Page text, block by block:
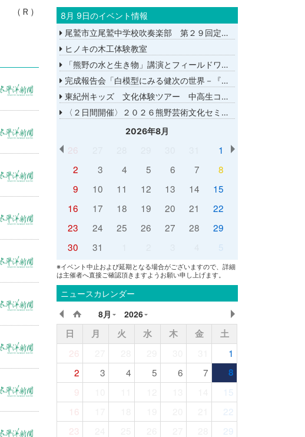
（Ｒ）
8月 9日のイベント情報
尾鷲市立尾鷲中学校吹奏楽部 第２９回定期演奏会
ヒノキの木工体験教室
「熊野の水と生き物」講演とフィールドワーク
完成報告会「白模型にみる健次の世界－『千年の愉楽』『奇蹟』より－」
東紀州キッズ 文化体験ツアー 中高生コース
〈２日間開催〉２０２６熊野芸術文化セミナー
2026年8月
26
1
2
3 4 5 6 7
8
9
10 11 12 13 14
15
16
17 18 19 20 21
22
23
24 25 26 27 28
29
30
31 5
※イベント中止および延期となる場合がございますので、詳細
は主催者へ直接ご確認頂きますようお願い申し上げます。
ニュースカレンダー
8月 2026
日 月 火 水 木 金
土
26
1
2
3 4 5 6 7
8
9
15
16
22
23
29